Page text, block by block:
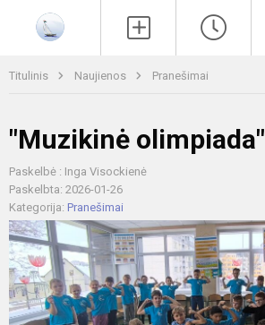
Titulinis Naujienos Pranešimai
"Muzikinė olimpiada"
Paskelbė : Inga Visockienė
Paskelbta: 2026-01-26
Kategorija: Pranešimai